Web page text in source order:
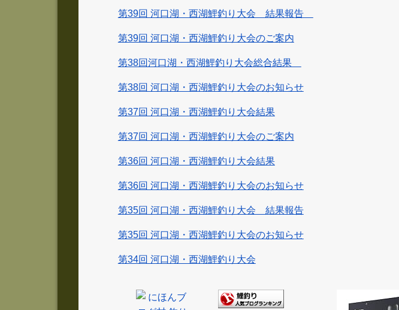
第39回 河口湖・西湖鯉釣り大会 結果報告
第39回 河口湖・西湖鯉釣り大会のご案内
第38回河口湖・西湖鯉釣り大会総合結果
第38回 河口湖・西湖鯉釣り大会のお知らせ
第37回 河口湖・西湖鯉釣り大会結果
第37回 河口湖・西湖鯉釣り大会のご案内
第36回 河口湖・西湖鯉釣り大会結果
第36回 河口湖・西湖鯉釣り大会のお知らせ
第35回 河口湖・西湖鯉釣り大会 結果報告
第35回 河口湖・西湖鯉釣り大会のお知らせ
第34回 河口湖・西湖鯉釣り大会